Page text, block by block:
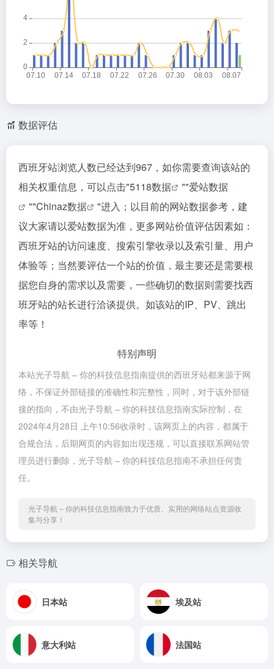
数据评估
西班牙站浏览人数已经达到967，如你需要查询该站的
相关权重信息，可以点击"5118数据 ""爱站数据
""Chinaz数据
"进入；以目前的网站数据参考，建
议大家请以爱站数据为准，更多网站价值评估因素如：
西班牙站的访问速度、搜索引擎收录以及索引量、用户
体验等；当然要评估一个站的价值，最主要还是需要根
据您自身的需求以及需要，一些确切的数据则需要找西
班牙站的站长进行洽谈提供。如该站的IP、PV、跳出
率等！
特别声明
本站光子导航 – 你的科技信息指南提供的西班牙站都来源于网
络，不保证外部链接的准确性和完整性，同时，对于该外部链
接的指向，不由光子导航 – 你的科技信息指南实际控制，在
2024年4月28日 上午10:56收录时，该网页上的内容，都属于
合规合法，后期网页的内容如出现违规，可以直接联系网站管
理员进行删除，光子导航 – 你的科技信息指南不承担任何责
任。
光子导航 – 你的科技信息指南致力于优质、实用的网络站点资源收
集与分享！
相关导航
日本站 埃及站
意大利站 法国站